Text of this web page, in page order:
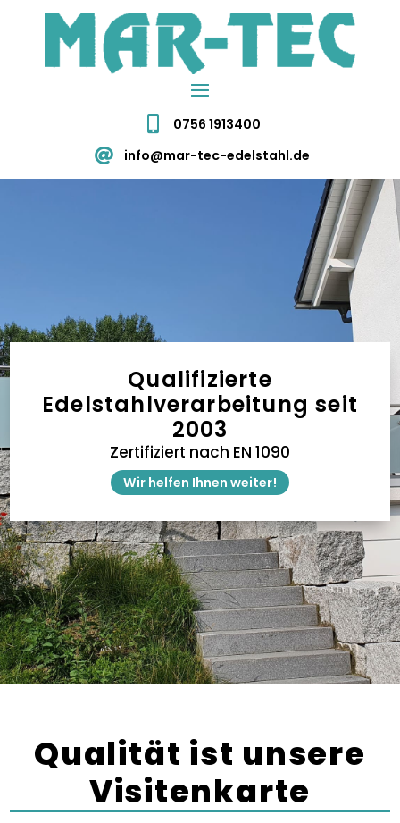
 0756 1913400
 info@mar-tec-edelstahl.de
Qualifizierte
Edelstahlverarbeitung seit
2003
Zertifiziert nach EN 1090
Wir helfen Ihnen weiter!
Qualität ist unsere
Visitenkarte